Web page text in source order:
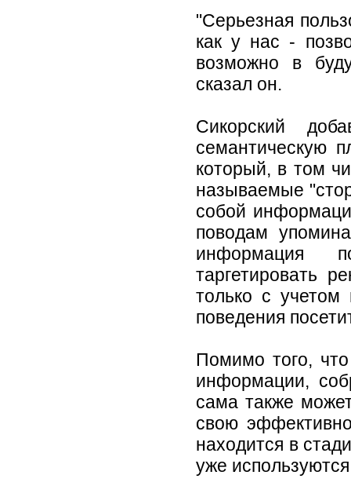
"Серьезная
как у нас -
возможно в
сказал он.
Сикорский
семантическую
который, в том
называемые
собой
поводам
информация
таргетировать
только с
поведения
Помимо того,
информации,
сама также
свою
находится в
уже